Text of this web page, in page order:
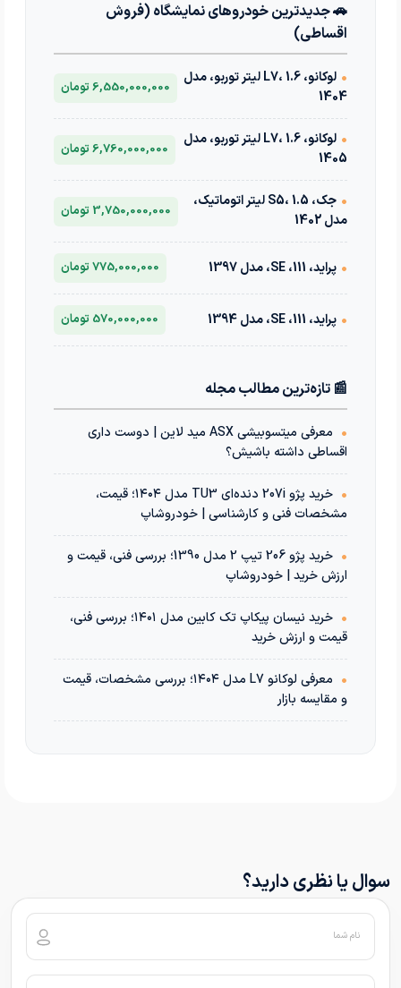
🚗 جدیدترین خودروهای نمایشگاه (فروش
اقساطی)
•
لوکانو، L7، 1.6 لیتر توربو، مدل
1404
6,550,000,000 تومان
•
لوکانو، L7، 1.6 لیتر توربو، مدل
1405
6,760,000,000 تومان
•
جک، S5، 1.5 لیتر اتوماتیک،
مدل 1402
3,750,000,000 تومان
• پراید، 111، SE، مدل 1397 775,000,000 تومان
• پراید، 111، SE، مدل 1394 570,000,000 تومان
📰 تازه‌ترین مطالب مجله
•
معرفی میتسوبیشی ASX مید لاین | دوست داری
اقساطی داشته باشیش؟
•
خرید پژو 207i دنده‌ای TU3 مدل ۱۴۰۴؛ قیمت،
مشخصات فنی و کارشناسی | خودروشاپ
•
خرید پژو 206 تیپ 2 مدل 1390؛ بررسی فنی، قیمت و
ارزش خرید | خودروشاپ
•
خرید نیسان پیکاپ تک کابین مدل ۱۴۰۱؛ بررسی فنی،
قیمت و ارزش خرید
•
معرفی لوکانو L7 مدل ۱۴۰۴؛ بررسی مشخصات، قیمت
و مقایسه بازار
سوال یا نظری دارید؟
نام شما